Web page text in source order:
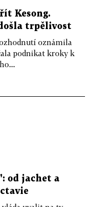
Kesong.
trpělivost
oznámila
podnikat kroky k
od jachet a